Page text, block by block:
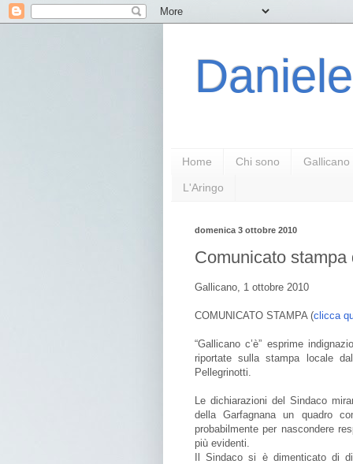
Home Chi sono Gallicano
L'Aringo
domenica 3 ottobre 2010
Comunicato
Gallicano, 1 ottobre 2010
COMUNICATO STAMPA (clicca
“Gallicano c’è” esprime
riportate sulla stampa locale
Pellegrinotti.
Le dichiarazioni del Sindaco
della Garfagnana un quadro
probabilmente per nascondere
più evidenti.
Il Sindaco si è dimenticato di